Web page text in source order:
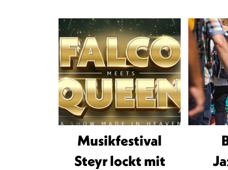
Musikfestival
Steyr lockt mit